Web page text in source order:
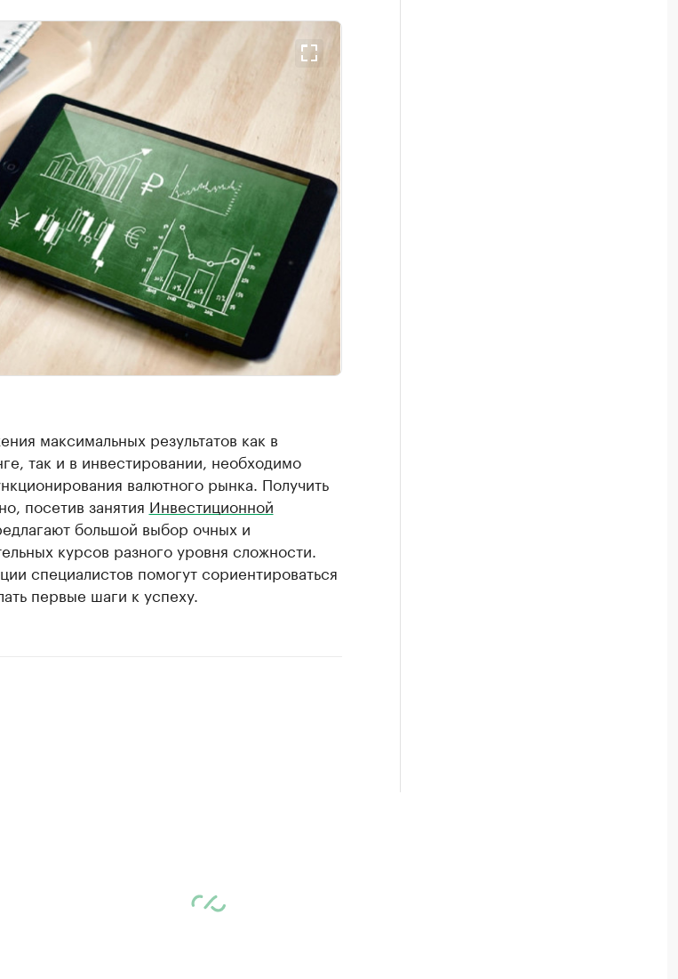
максимальных результатов как в
так и в инвестировании, необходимо
валютного рынка. Получить
посетив занятия Инвестиционной
большой выбор очных и
курсов разного уровня сложности.
специалистов помогут сориентироваться
первые шаги к успеху.